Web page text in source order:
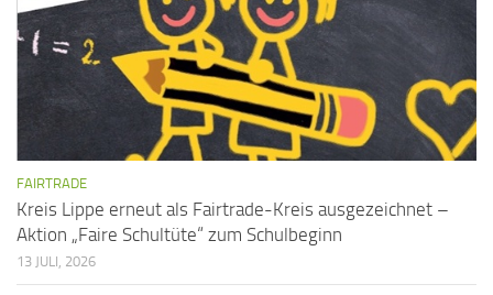
FAIRTRADE
Kreis Lippe erneut als Fairtrade-Kreis ausgezeichnet –
Aktion „Faire Schultüte“ zum Schulbeginn
13 JULI, 2026